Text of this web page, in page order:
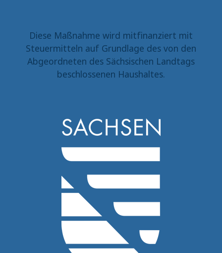
Diese Maßnahme wird mitfinanziert mit
Steuermitteln auf Grundlage des von den
Abgeordneten des Sächsischen Landtags
beschlossenen Haushaltes.